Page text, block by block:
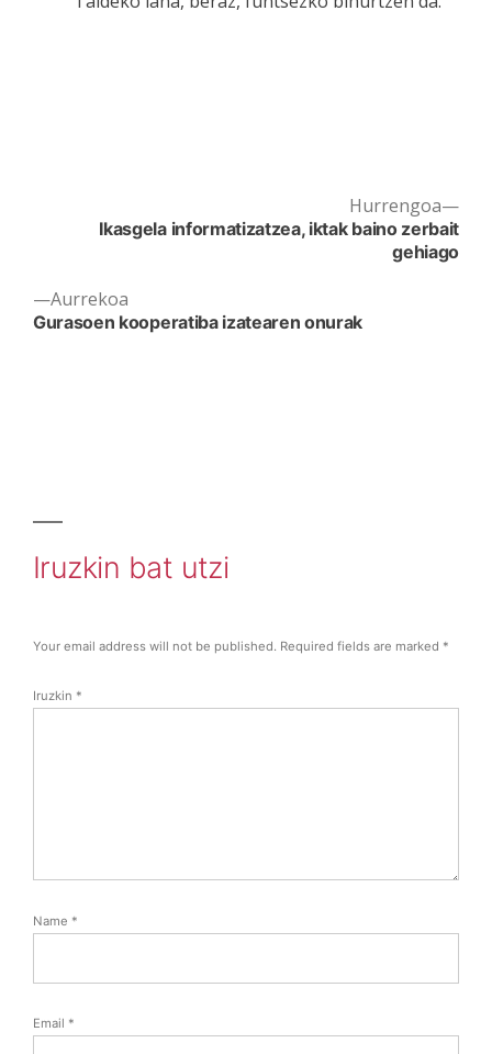
Post
Aurrekoa
post:
Gurasoen kooperatiba izatearen onurak
Hurrengoa
Ikasgela informatizatzea, iktak baino zerbait
gehiago
Iruzkin bat utzi
Your email address will not be published. Required fields are marked *
Iruzkin *
Name *
Email *